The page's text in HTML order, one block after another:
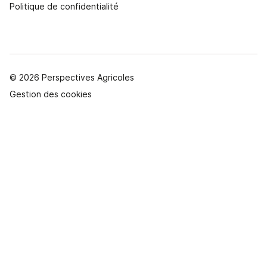
Politique de confidentialité
© 2026 Perspectives Agricoles
Gestion des cookies